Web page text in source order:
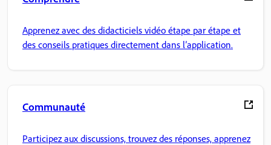
Apprenez avec des didacticiels vidéo étape par étape et
des conseils pratiques directement dans l’application.
Communauté
Participez aux discussions, trouvez des réponses, apprenez